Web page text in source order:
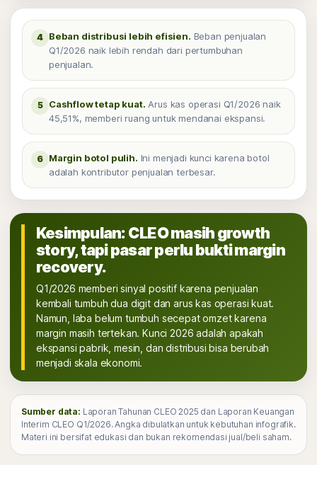
4 Beban distribusi lebih efisien. Beban penjualan
Q1/2026 naik lebih rendah dari pertumbuhan
penjualan.
5 Cashflow tetap kuat. Arus kas operasi Q1/2026 naik
45,51%, memberi ruang untuk mendanai ekspansi.
6 Margin botol pulih. Ini menjadi kunci karena botol
adalah kontributor penjualan terbesar.
Kesimpulan: CLEO masih growth
story, tapi pasar perlu bukti margin
recovery.
Q1/2026 memberi sinyal positif karena penjualan
kembali tumbuh dua digit dan arus kas operasi kuat.
Namun, laba belum tumbuh secepat omzet karena
margin masih tertekan. Kunci 2026 adalah apakah
ekspansi pabrik, mesin, dan distribusi bisa berubah
menjadi skala ekonomi.
Sumber data: Laporan Tahunan CLEO 2025 dan Laporan Keuangan
Interim CLEO Q1/2026. Angka dibulatkan untuk kebutuhan infografik.
Materi ini bersifat edukasi dan bukan rekomendasi jual/beli saham.